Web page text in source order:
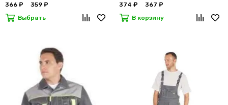
366 ₽
359 ₽
Выбрать
374 ₽
367 ₽
В корзину